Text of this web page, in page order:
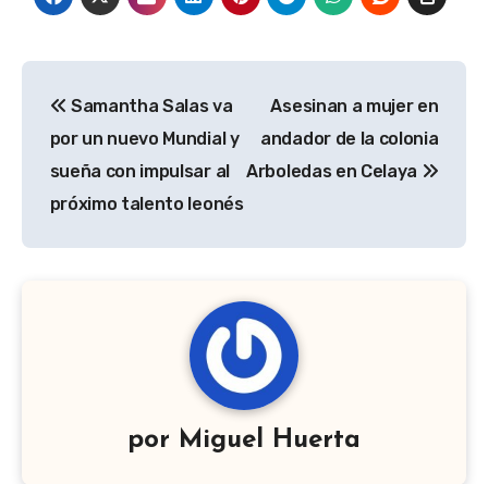
de
entradas
Samantha Salas va
por un nuevo Mundial y
sueña con impulsar al
próximo talento leonés
Asesinan a mujer en
andador de la colonia
Arboledas en Celaya
por Miguel Huerta